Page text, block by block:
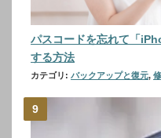
パスコードを忘れて「
する方法
カテゴリ: バックアップと復元,